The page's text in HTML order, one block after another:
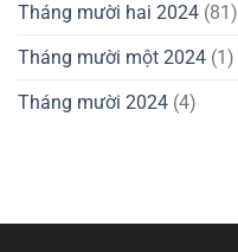
Tháng mười hai 2024 (81)
Tháng mười một 2024 (1)
Tháng mười 2024 (4)